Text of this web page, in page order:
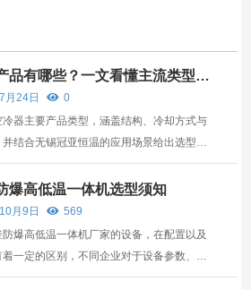
品有哪些？一文看懂主流类型与
月24日
0
冷器主要产品类型，涵盖结构、冷却方式与
结合无锡冠亚恒温的应用场景给出选型参
爆高低温一体机选型须知
月9日
569
爆高低温一体机厂家的设备，在配置以及
一定的区别，不同企业对于设备参数、功
求是不一样的，所以，在选择反应釜防爆